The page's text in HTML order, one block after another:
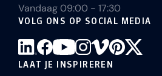
Vandaag 09:00 - 17:30
VOLG ONS OP SOCIAL MEDIA
LAAT JE INSPIREREN